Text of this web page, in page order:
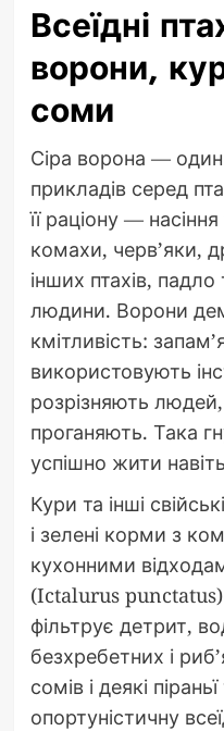
Всеїдні
ворони,
соми
Сіра ворона —
прикладів серед
її раціону —
комахи, черв’яки,
інших птахів, падло
людини. Ворони
кмітливість:
використовують
розрізняють людей,
проганяють. Така
успішно жити
Кури та інші
і зелені корми з
кухонними
(Ictalurus
фільтрує детрит,
безхребетних і
сомів і деякі
опортуністичну